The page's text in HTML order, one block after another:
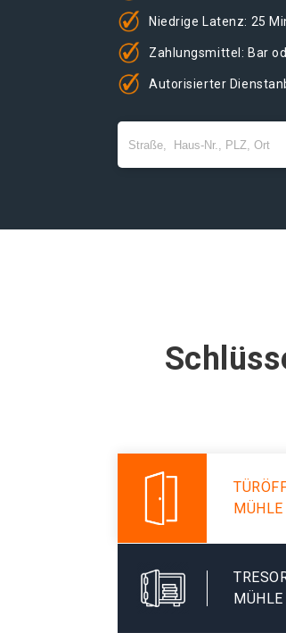
Niedrige Latenz: 25
Zahlungsmittel: Bar
Autorisierter
MÜHLE
MÜHLE